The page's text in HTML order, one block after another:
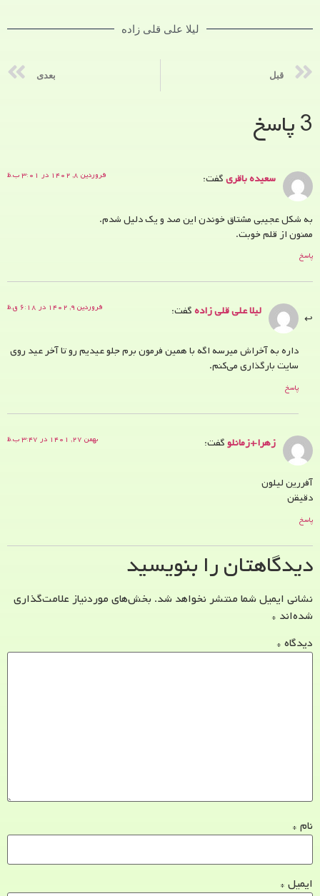
لیلا علی قلی زاده
قبل بعدی
3 پاسخ
سعیده باقریگفت: فروردین ۸, ۱۴۰۲ در ۳:۰۱ ب.ظ
به شکل عجیبی مشتاق خوندن این صد و یک دلیل شدم.
ممنون از قلم خوبت.
پاسخ
لیلا علی قلی زادهگفت: فروردین ۹, ۱۴۰۲ در ۶:۱۸ ق.ظ
داره به آخراش میرسه اگه با همین فرمون برم جلو عیدیم رو تا آخر عید روی
سایت بارگذاری می‌کنم.
پاسخ
زهرا+زمانلوگفت: بهمن ۲۷, ۱۴۰۱ در ۳:۴۷ ب.ظ
آفررین لیلون
دقیقن
پاسخ
دیدگاهتان را بنویسید
نشانی ایمیل شما منتشر نخواهد شد. بخش‌های موردنیاز علامت‌گذاری
شده‌اند *
دیدگاه *
نام *
ایمیل *